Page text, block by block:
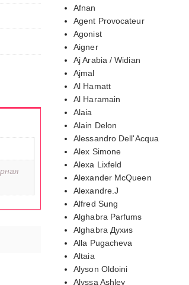
Afnan
Agent Provocateur
Agonist
Aigner
Aj Arabia / Widian
Ajmal
Al Hamatt
Al Haramain
Alaia
Alain Delon
Alessandro Dell'Acqua
Alex Simone
Alexa Lixfeld
Alexander McQueen
Alexandre.J
Alfred Sung
Alghabra Parfums
Alghabra Духиs
Alla Pugacheva
Altaia
Alyson Oldoini
Alyssa Ashley